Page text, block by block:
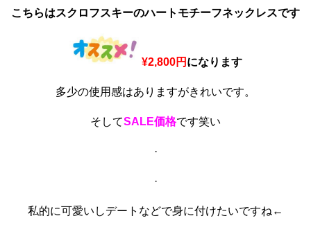
こちらはスクロフスキーのハートモチーフネックレスです
¥2,800円 になります
多少の使用感はありますがきれいです。
そしてSALE価格です笑い
·
·
私的に可愛いしデートなどで身に付けたいですね←